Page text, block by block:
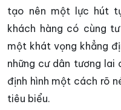
tạo nên một lực hút
khách hàng có cùng
một khát vọng khẳng
những cư dân tương
định hình một cách rõ
tiêu biểu.